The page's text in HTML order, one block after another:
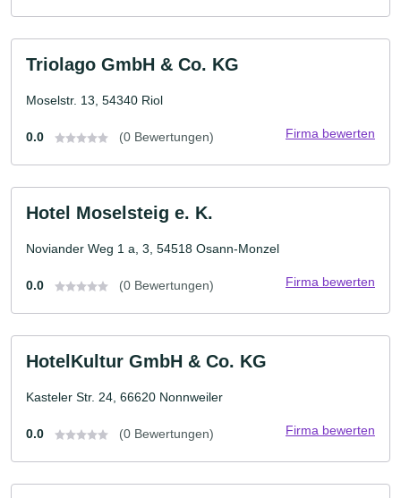
Triolago GmbH & Co. KG
Moselstr. 13, 54340 Riol
0.0 (0 Bewertungen) Firma bewerten
Hotel Moselsteig e. K.
Noviander Weg 1 a, 3, 54518 Osann-Monzel
0.0 (0 Bewertungen) Firma bewerten
HotelKultur GmbH & Co. KG
Kasteler Str. 24, 66620 Nonnweiler
0.0 (0 Bewertungen) Firma bewerten